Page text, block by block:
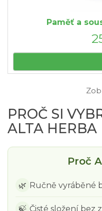
Paměť a
PROČ SI
ALTA HERBA
Proč
🌿 Ručně vyráběné
🍃 Čisté složení bez